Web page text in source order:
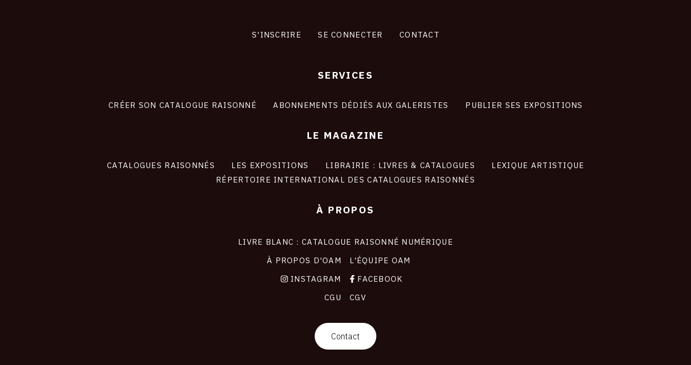
S'INSCRIRE SE CONNECTER CONTACT
SERVICES
CRÉER SON CATALOGUE RAISONNÉ ABONNEMENTS DÉDIÉS AUX GALERISTES PUBLIER SES EXPOSITIONS
LE MAGAZINE
CATALOGUES RAISONNÉS LES EXPOSITIONS LIBRAIRIE : LIVRES & CATALOGUES
LEXIQUE ARTISTIQUE
RÉPERTOIRE INTERNATIONAL DES CATALOGUES RAISONNÉS
À PROPOS
LIVRE BLANC : CATALOGUE RAISONNÉ NUMÉRIQUE
À PROPOS D'OAM
L'ÉQUIPE OAM
INSTAGRAM
FACEBOOK
CGU
CGV
Contact